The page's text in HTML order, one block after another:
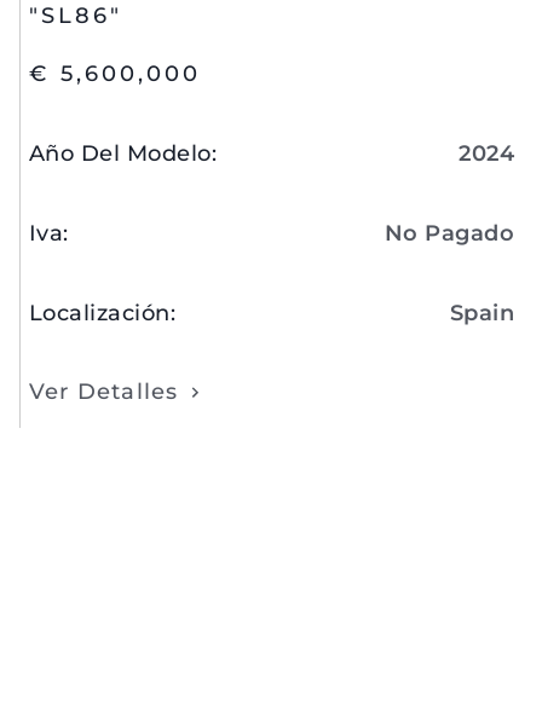
"SL86"
€ 5,600,000
Año Del Modelo: 2024
Iva: No Pagado
Localización: Spain
Ver Detalles